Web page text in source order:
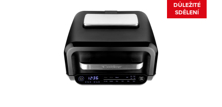
DŮLEŽITÉ
SDĚLENÍ